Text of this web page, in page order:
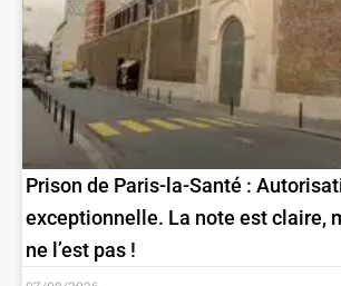
Prison de Paris-la-Santé :
exceptionnelle. La note est claire,
ne l’est pas !